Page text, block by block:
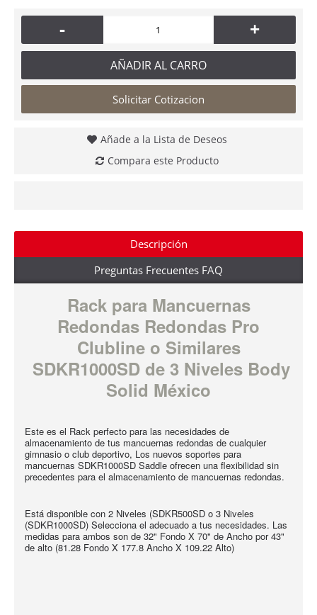
- +
AÑADIR AL CARRO
Solicitar Cotizacion
Añade a la Lista de Deseos
Compara este Producto
Descripción
Preguntas Frecuentes FAQ
Rack para Mancuernas
Redondas Redondas Pro
Clubline o Similares
SDKR1000SD de 3 Niveles Body
Solid México
Este es el Rack perfecto para las necesidades de
almacenamiento de tus mancuernas redondas de cualquier
gimnasio o club deportivo, Los nuevos soportes para
mancuernas SDKR1000SD Saddle ofrecen una flexibilidad sin
precedentes para el almacenamiento de mancuernas redondas.
Está disponible con 2 Niveles (SDKR500SD o 3 Niveles
(SDKR1000SD) Selecciona el adecuado a tus necesidades. Las
medidas para ambos son de 32" Fondo X 70" de Ancho por 43"
de alto (81.28 Fondo X 177.8 Ancho X 109.22 Alto)